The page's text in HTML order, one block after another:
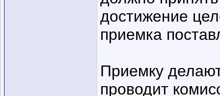
достижение
приемка
Приемку
проводит